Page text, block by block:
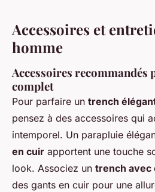
Accessoires et
homme
Accessoires recommandés
complet
Pour parfaire un trench
pensez à des accessoires qui
intemporel. Un parapluie
en cuir apportent une touche
look. Associez un trench avec
des gants en cuir pour une